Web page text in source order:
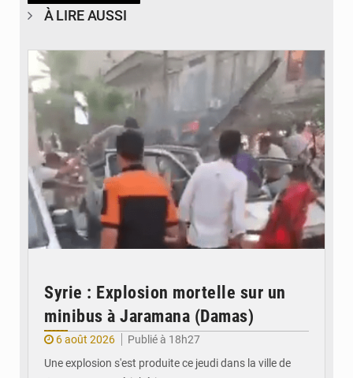
À LIRE AUSSI
Syrie : Explosion mortelle sur un
minibus à Jaramana (Damas)
6 août 2026
Publié à 18h27
Une explosion s'est produite ce jeudi dans la ville de